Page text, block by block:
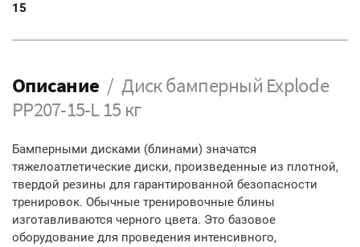
15
Описание
Диск бамперный Explode
PP207-15-L 15 кг
Бамперными дисками (блинами) значатся
тяжелоатлетические диски, произведенные из плотной,
твердой резины для гарантированной безопасности
тренировок. Обычные тренировочные блины
изготавливаются черного цвета. Это базовое
оборудование для проведения интенсивного,